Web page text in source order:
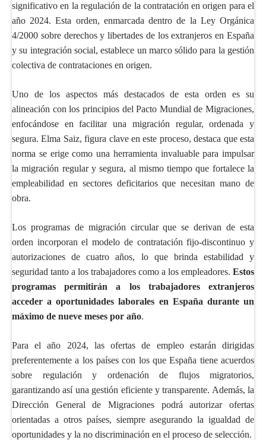
significativo en la regulación de la contratación en origen para el
año 2024. Esta orden, enmarcada dentro de la Ley Orgánica
4/2000 sobre derechos y libertades de los extranjeros en España
y su integración social, establece un marco sólido para la gestión
colectiva de contrataciones en origen.
Uno de los aspectos más destacados de esta orden es su
alineación con los principios del Pacto Mundial de Migraciones,
enfocándose en facilitar una migración regular, ordenada y
segura. Elma Saiz, figura clave en este proceso, destaca que esta
norma se erige como una herramienta invaluable para impulsar
la migración regular y segura, al mismo tiempo que fortalece la
empleabilidad en sectores deficitarios que necesitan mano de
obra.
Los programas de migración circular que se derivan de esta
orden incorporan el modelo de contratación fijo-discontinuo y
autorizaciones de cuatro años, lo que brinda estabilidad y
seguridad tanto a los trabajadores como a los empleadores. Estos
programas permitirán a los trabajadores extranjeros
acceder a oportunidades laborales en España durante un
máximo de nueve meses por año.
Para el año 2024, las ofertas de empleo estarán dirigidas
preferentemente a los países con los que España tiene acuerdos
sobre regulación y ordenación de flujos migratorios,
garantizando así una gestión eficiente y transparente. Además, la
Dirección General de Migraciones podrá autorizar ofertas
orientadas a otros países, siempre asegurando la igualdad de
oportunidades y la no discriminación en el proceso de selección.